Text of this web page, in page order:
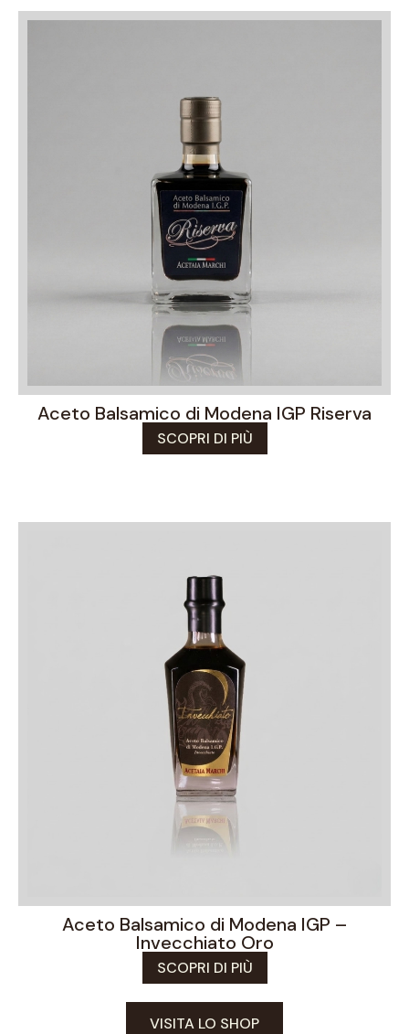
Aceto Balsamico di Modena IGP Riserva
SCOPRI DI PIÙ
Aceto Balsamico di Modena IGP –
Invecchiato Oro
SCOPRI DI PIÙ
VISITA LO SHOP